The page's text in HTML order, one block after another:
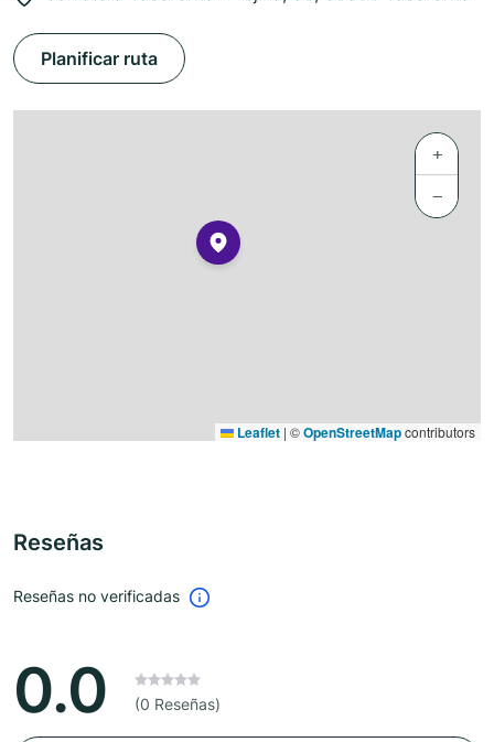
Planificar ruta
+
−
Leaflet | ©OpenStreetMapcontributors
Reseñas
Reseñas no verificadas
0.0 (0 Reseñas)